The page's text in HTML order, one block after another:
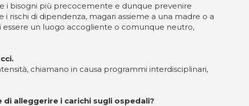
i bisogni più precocemente e dunque prevenire
rischi di dipendenza, magari assieme a una madre o a
essere un luogo accogliente o comunque neutro,
chiamano in causa programmi interdisciplinari,
alleggerire i carichi sugli ospedali?